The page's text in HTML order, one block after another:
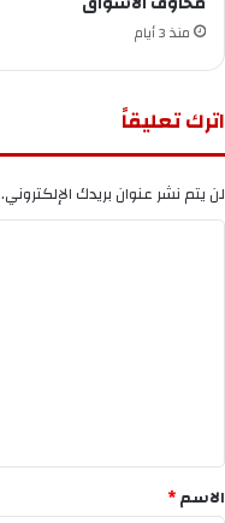
منذ 3 أيام
اترك تعليقاً
لن يتم نشر عنوان بريدك الإلكتروني.
*
الاسم*